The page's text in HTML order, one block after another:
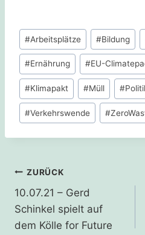
Schlagworte:
#Arbeitsplätze #Bildung
#Ernährung #EU-
#Klimapakt #Müll #
#Verkehrswende #
ZURÜCK
10.07.21 – Gerd
Schinkel spielt auf
dem Kölle for Future